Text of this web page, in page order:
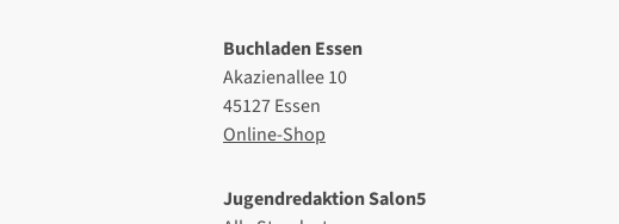
Buchladen Essen
Akazienallee 10
45127 Essen
Online-Shop
Jugendredaktion Salon5